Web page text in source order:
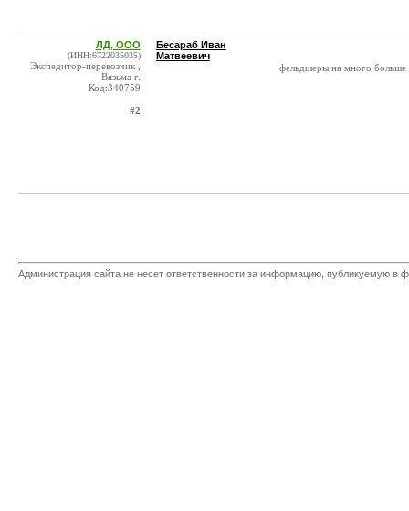
ЛД, ООО
(ИНН:6722035035)
Экспедитор-перевозчик ,
Вязьма г.
Код:340759
#2
Бесараб Иван
Матвеевич
фельдшеры на много
Администрация сайта не несет ответственности за информацию, публикуемую